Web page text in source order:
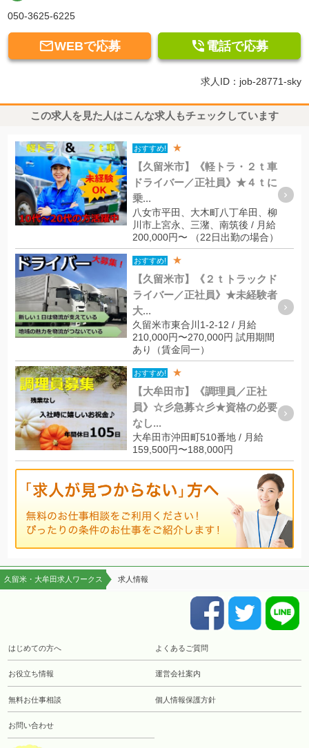
050-3625-6225
WEBで応募  電話で応募
求人ID：job-28771-sky
この求人を見た人はこんな求人もチェックしています
おすすめ! ★
【久留米市】《軽トラ・２ｔ車
ドライバー／正社員》★４ｔに
乗...
八女市平田、大木町八丁牟田、柳
川市上宮永、三潴、南筑後 / 月給
200,000円〜 （22日出勤の場合）
おすすめ! ★
【久留米市】《２ｔトラックド
ライバー／正社員》★未経験者
大...
久留米市東合川1-2-12 / 月給
210,000円〜270,000円 試用期間
あり（賃金同一）
おすすめ! ★
【大牟田市】《調理員／正社
員》☆彡急募☆彡★資格の必要
なし...
大牟田市沖田町510番地 / 月給
159,500円〜188,000円
久留米・大牟田求人ワークス 求人情報
はじめての方へ よくあるご質問
お役立ち情報 運営会社案内
無料お仕事相談 個人情報保護方針
お問い合わせ